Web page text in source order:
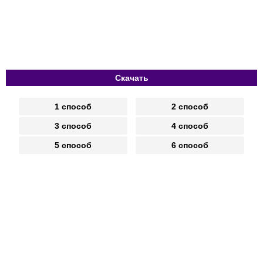
Скачать
1 способ 2 способ
3 способ 4 способ
5 способ 6 способ